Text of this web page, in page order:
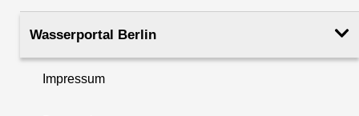
Hochwert (UTM 33 N)
Wasserportal Berlin
Impressum